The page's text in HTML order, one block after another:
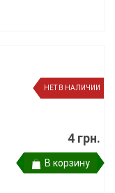
НЕТ В НАЛИЧИИ
4 грн.
В корзину